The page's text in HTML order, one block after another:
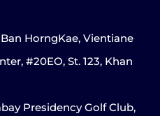
HorngKae, Vientiane
#20EO, St. 123, Khan
Presidency Golf Club,